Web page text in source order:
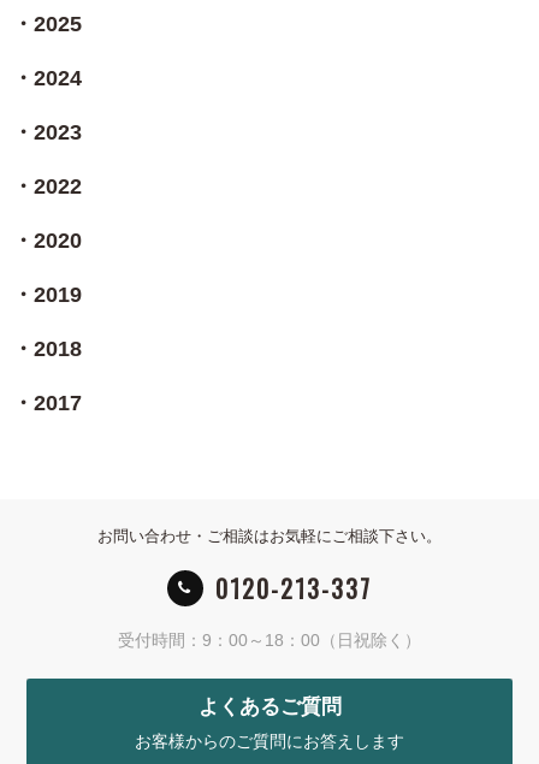
2025
2024
2023
2022
2020
2019
2018
2017
お問い合わせ・ご相談はお気軽にご相談下さい。
0120-213-337
受付時間：9：00～18：00（日祝除く）
よくあるご質問
お客様からのご質問にお答えします